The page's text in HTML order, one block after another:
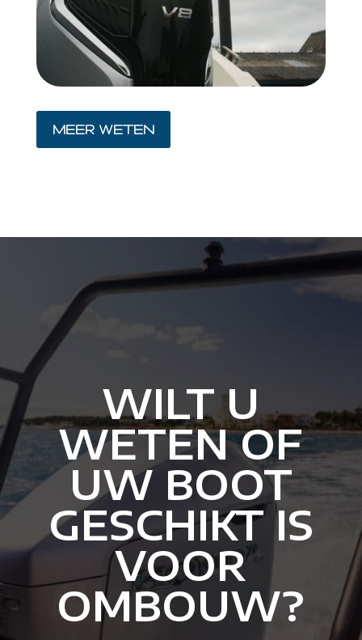
MEER WETEN
WILT U
WETEN OF
UW BOOT
GESCHIKT IS
VOOR
OMBOUW?